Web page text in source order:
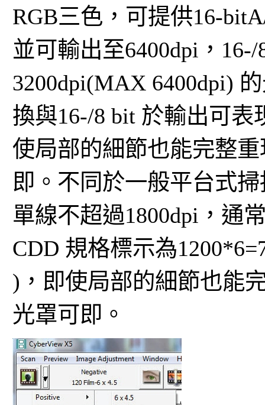
RGB三色，可提供16-
並可輸出至6400dpi，
3200dpi(MAX 6400dpi)
換與16-/8 bit 於輸出可
使局部的細節也能完整
即。不同於一般平台式
單線不超過1800dpi，通
CDD 規格標示為
)，即使局部的細節也能
光罩可即。